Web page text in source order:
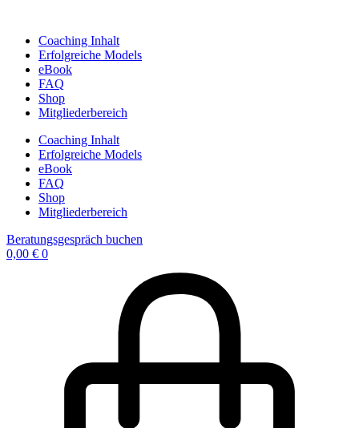
springenCoaching Inhalt
Erfolgreiche Models
eBook
FAQ
Shop
Mitgliederbereich
Coaching Inhalt
Erfolgreiche Models
eBook
FAQ
Shop
Mitgliederbereich
Beratungsgespräch buchen
0,00 € 0